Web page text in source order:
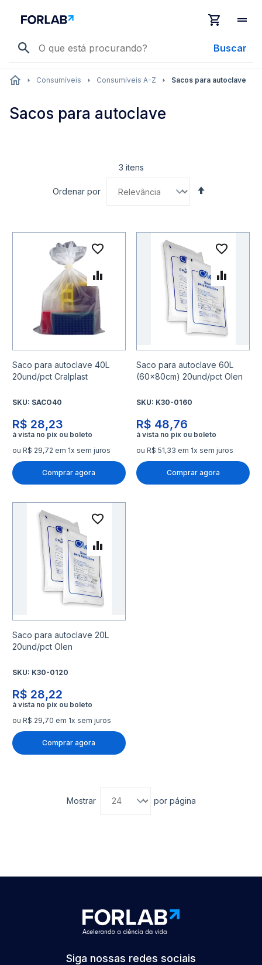
Buscar
Consumíveis Consumíveis A-Z Sacos para autoclave
Sacos para autoclave
3 itens
Ordenar por
Saco para autoclave 40L
20und/pct Cralplast
SKU: SACO40
R$ 28,23
ou R$ 29,72 em 1x sem juros
Comprar agora
Adicionar à lista de
Adicionar para Comparar
Saco para autoclave 60L
(60x80cm) 20und/pct Olen
SKU: K30-0160
R$ 48,76
ou R$ 51,33 em 1x sem juros
Comprar agora
Saco para autoclave 20L
20und/pct Olen
SKU: K30-0120
R$ 28,22
ou R$ 29,70 em 1x sem juros
Comprar agora
Adicionar à lista de
Adicionar para Comparar
Mostrar por página
Siga nossas redes sociais